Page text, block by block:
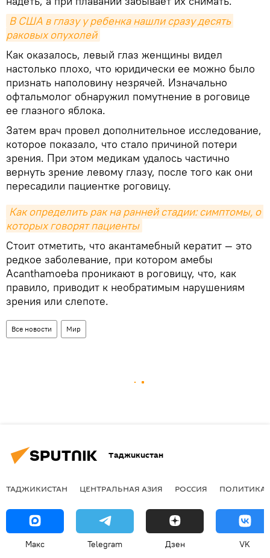
В США в глазу у ребенка нашли сразу десять
раковых опухолей
Как оказалось, левый глаз женщины видел
настолько плохо, что юридически ее можно было
признать наполовину незрячей. Изначально
офтальмолог обнаружил помутнение в роговице
ее глазного яблока.
Затем врач провел дополнительное исследование,
которое показало, что стало причиной потери
зрения. При этом медикам удалось частично
вернуть зрение левому глазу, после того как они
пересадили пациентке роговицу.
Как определить рак на ранней стадии: симптомы, о
которых говорят пациенты
Стоит отметить, что акантамебный кератит — это
редкое заболевание, при котором амебы
Acanthamoeba проникают в роговицу, что, как
правило, приводит к необратимым нарушениям
зрения или слепоте.
Все новости Мир
Таджикистан
ТАДЖИКИСТАН ЦЕНТРАЛЬНАЯ АЗИЯ РОССИЯ ПОЛИТИКА
Макс Telegram Дзен VK